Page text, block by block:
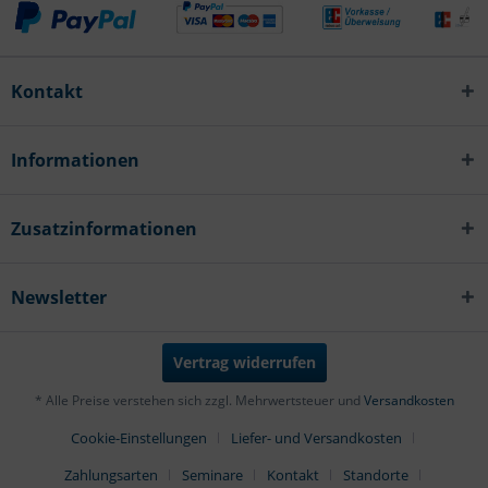
Kontakt
Informationen
Zusatzinformationen
Newsletter
Vertrag widerrufen
* Alle Preise verstehen sich zzgl. Mehrwertsteuer und Versandkosten
Cookie-Einstellungen
Liefer- und Versandkosten
Zahlungsarten
Seminare Kontakt Standorte